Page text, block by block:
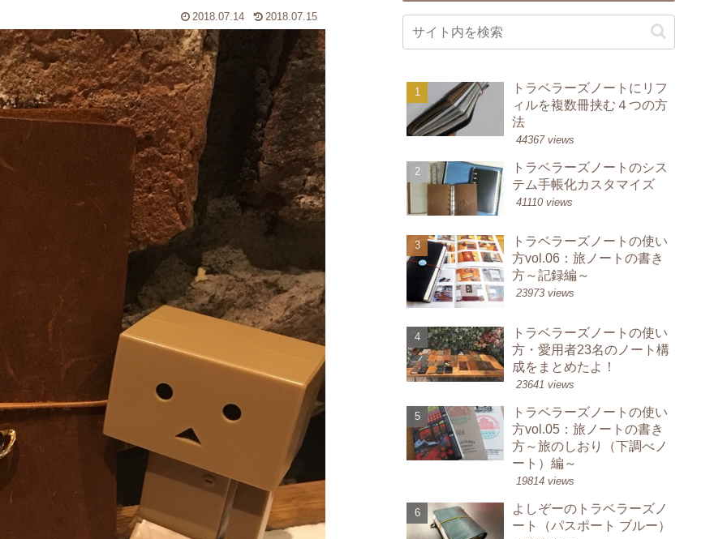
2018.07.14 2018.07.15
トラベラーズノートにリフ
ィルを複数冊挟む４つの方
法
44367 views
トラベラーズノートのシス
テム手帳化カスタマイズ
41110 views
トラベラーズノートの使い
方vol.06：旅ノートの書き
方～記録編～
23973 views
トラベラーズノートの使い
方・愛用者23名のノート構
成をまとめたよ！
23641 views
トラベラーズノートの使い
方vol.05：旅ノートの書き
方～旅のしおり（下調べノ
ート）編～
19814 views
よしぞーのトラベラーズノ
ート（パスポート ブルー）